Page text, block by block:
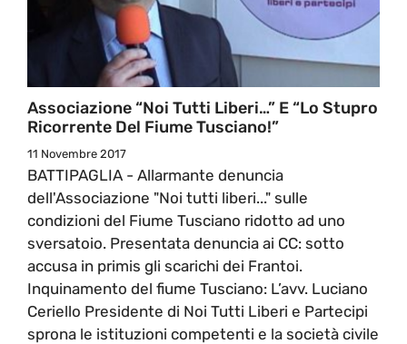
Associazione “Noi Tutti Liberi…” E “Lo Stupro
Ricorrente Del Fiume Tusciano!”
11 Novembre 2017
BATTIPAGLIA - Allarmante denuncia
dell'Associazione "Noi tutti liberi..." sulle
condizioni del Fiume Tusciano ridotto ad uno
sversatoio. Presentata denuncia ai CC: sotto
accusa in primis gli scarichi dei Frantoi.
Inquinamento del fiume Tusciano: L’avv. Luciano
Ceriello Presidente di Noi Tutti Liberi e Partecipi
sprona le istituzioni competenti e la società civile